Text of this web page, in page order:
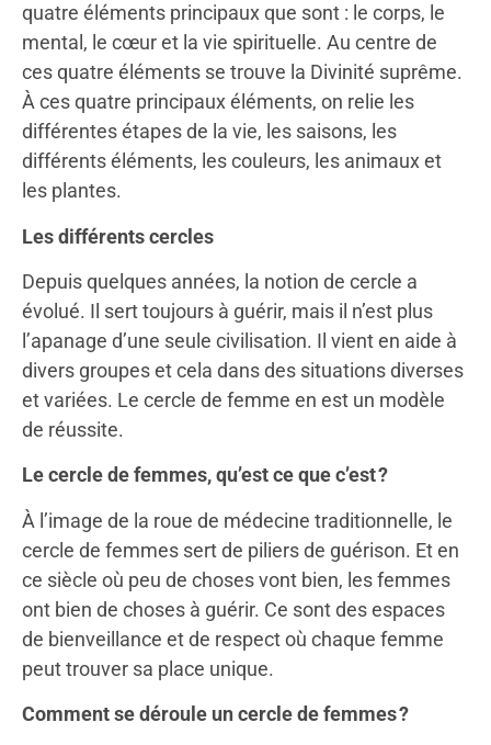
quatre éléments principaux que sont : le corps, le
mental, le cœur et la vie spirituelle. Au centre de
ces quatre éléments se trouve la Divinité suprême.
À ces quatre principaux éléments, on relie les
différentes étapes de la vie, les saisons, les
différents éléments, les couleurs, les animaux et
les plantes.
Les différents cercles
Depuis quelques années, la notion de cercle a
évolué. Il sert toujours à guérir, mais il n’est plus
l’apanage d’une seule civilisation. Il vient en aide à
divers groupes et cela dans des situations diverses
et variées. Le cercle de femme en est un modèle
de réussite.
Le cercle de femmes, qu’est ce que c’est ?
À l’image de la roue de médecine traditionnelle, le
cercle de femmes sert de piliers de guérison. Et en
ce siècle où peu de choses vont bien, les femmes
ont bien de choses à guérir. Ce sont des espaces
de bienveillance et de respect où chaque femme
peut trouver sa place unique.
Comment se déroule un cercle de femmes ?